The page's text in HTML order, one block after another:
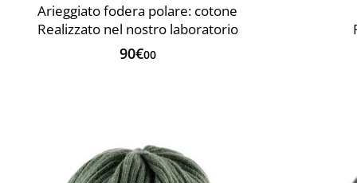
Arieggiato fodera polare: cotone
Realizzato nel nostro laboratorio
90€00